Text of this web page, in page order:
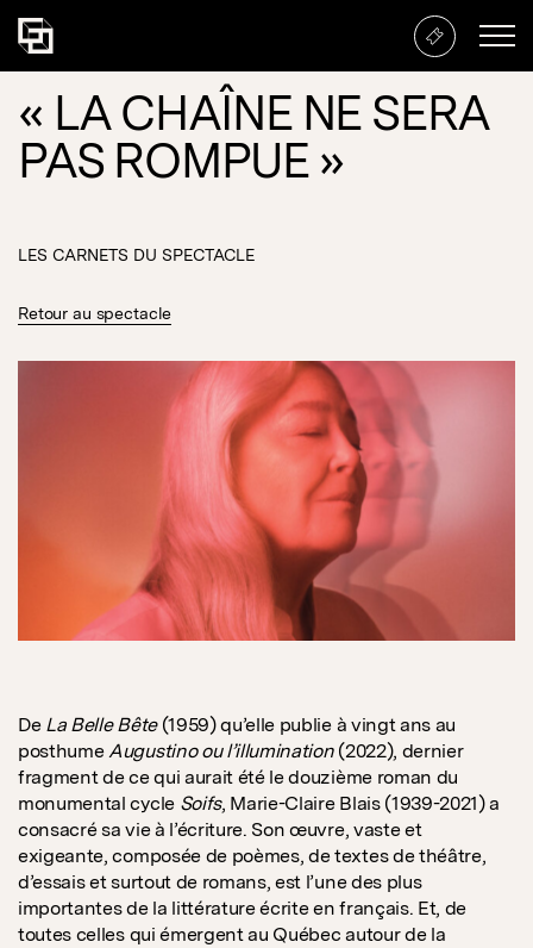
« LA CHAÎNE NE SERA
PAS ROMPUE »
LES CARNETS DU SPECTACLE
Retour au spectacle
De La Belle Bête (1959) qu’elle publie à vingt ans au
posthumeAugustino ou l’illumination (2022), dernier
fragment de ce qui aurait été le douzième roman du
monumental cycle Soifs, Marie-Claire Blais (1939-2021) a
consacré sa vie à l’écriture. Son œuvre, vaste et
exigeante, composée de poèmes, de textes de théâtre,
d’essais et surtout de romans, est l’une des plus
importantes de la littérature écrite en français. Et, de
toutes celles qui émergent au Québec autour de la